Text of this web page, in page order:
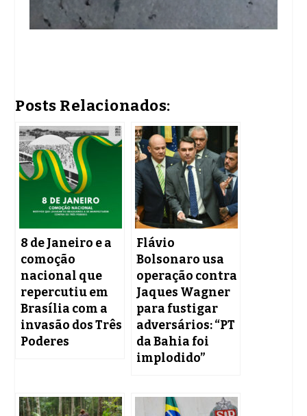
Posts Relacionados:
8 de Janeiro e a
comoção
nacional que
repercutiu em
Brasília com a
invasão dos Três
Poderes
Flávio
Bolsonaro usa
operação contra
Jaques Wagner
para fustigar
adversários: “PT
da Bahia foi
implodido”